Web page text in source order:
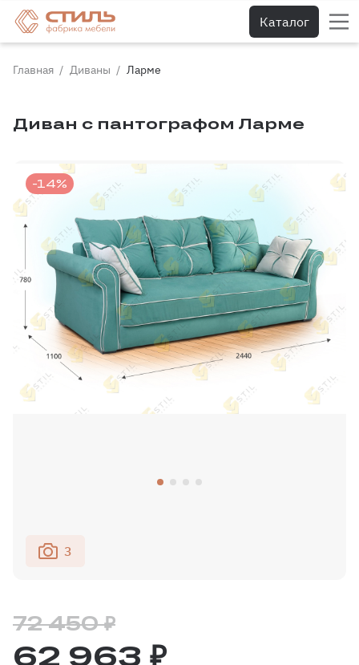
Каталог
Главная Диваны Ларме
-14%
3
Диван с пантографом Ларме
72 450 ₽
62 963 ₽